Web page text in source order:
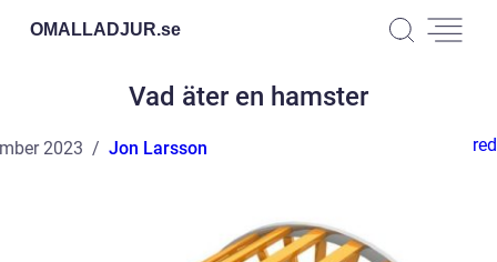
OMALLADJUR.se
Vad äter en hamster
2023 Jon Larsson